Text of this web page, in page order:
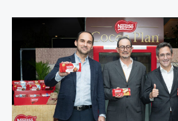
Nestlé
nuevas
tabletas
chocolate
con
cacao